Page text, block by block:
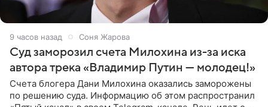
9 часов назад Соня Жарова
Суд заморозил счета Милохина из-за иска
автора трека «Владимир Путин — молодец!»
Счета блогера Дани Милохина оказались заморожены
по решению суда. Информацию об этом распространил